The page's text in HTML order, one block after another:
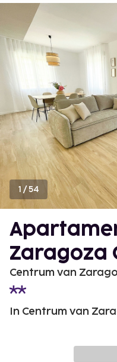
1 /54
Zaragoza
Centrum van
In Centrum van